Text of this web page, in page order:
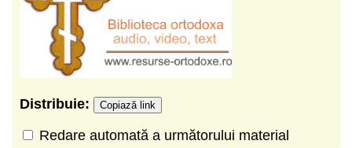
Distribuie: Copiază link
Redare automată a următorului material